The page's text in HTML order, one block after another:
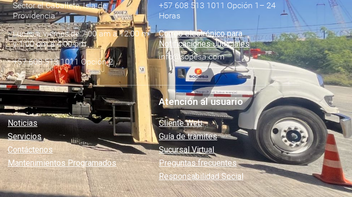
Sector el Caballete, Isla de
Providencia
Lunes a viernes de 7:00 am a 12:00 m
y 1:00 pm a 4:00 pm
+57 608 513 1011 Opción 2
+57 608 513 1011 Opción 1– 24
Horas
Correo electrónico para
Notificaciones Judiciales
info@sopesa.com
Noticias
Servicios
Contáctenos
Mantenimientos Programados
Atención al usuario
Cliente Web
Guía de tramites
Sucursal Virtual
Preguntas frecuentes
Responsabilidad Social